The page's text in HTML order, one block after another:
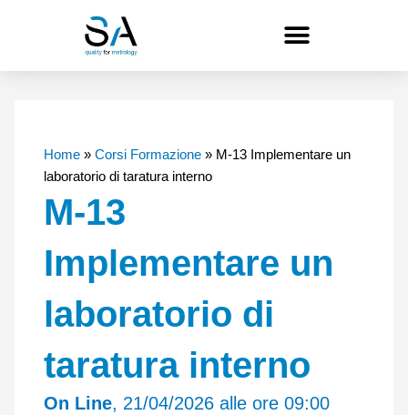
Home» Corsi Formazione» M-13 Implementare un
laboratorio di taratura interno
M-13
Implementare un
laboratorio di
taratura interno
On Line, 21/04/2026 alle ore 09:00